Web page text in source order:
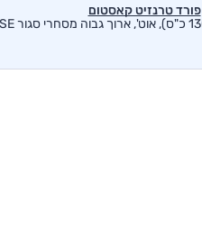
פורד טרנזיט קאסטום